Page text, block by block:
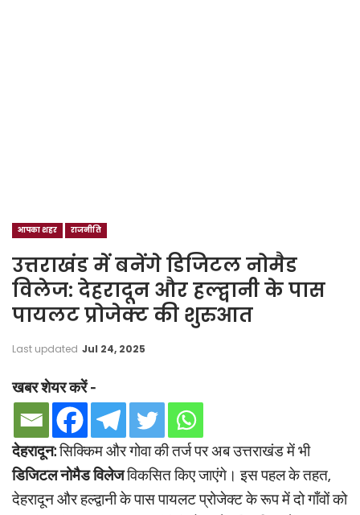
आपका शहर राजनीति
उत्तराखंड में बनेंगे डिजिटल नोमैड
विलेज: देहरादून और हल्द्वानी के पास
पायलट प्रोजेक्ट की शुरुआत
Last updated Jul 24, 2025
खबर शेयर करें -
देहरादून:सिक्किम और गोवा की तर्ज पर अब उत्तराखंड में भी
डिजिटल नोमैड विलेजविकसित किए जाएंगे। इस पहल के तहत,
देहरादून और हल्द्वानी के पास पायलट प्रोजेक्ट के रूप में दो गाँवों को